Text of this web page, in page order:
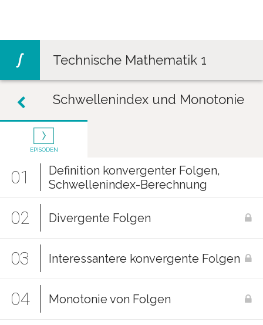
Technische Mathematik 1
Schwellenindex und Monotonie
EPISODEN
01
Definition konvergenter Folgen,
Schwellenindex-Berechnung
02 Divergente Folgen
03 Interessantere konvergente Folgen
04 Monotonie von Folgen